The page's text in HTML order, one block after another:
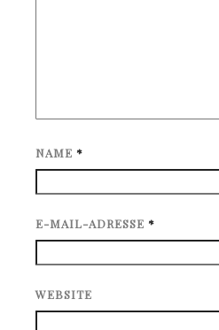
NAME *
E-MAIL-ADRESSE *
WEBSITE